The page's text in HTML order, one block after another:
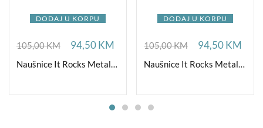
DODAJ U KORPU
105,00KM 94,50KM
Naušnice It Rocks Metallize S
DODAJ U KORPU
105,00KM 94,50KM
Naušnice It Rocks Metallize G